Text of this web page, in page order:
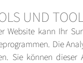
UND
Website kann Ihr
Die
Sie können